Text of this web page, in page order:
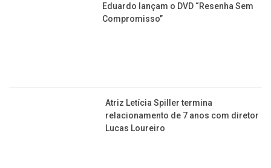
Eduardo lançam o DVD “Resenha Sem
Compromisso”
Atriz Letícia Spiller termina
relacionamento de 7 anos com diretor
Lucas Loureiro